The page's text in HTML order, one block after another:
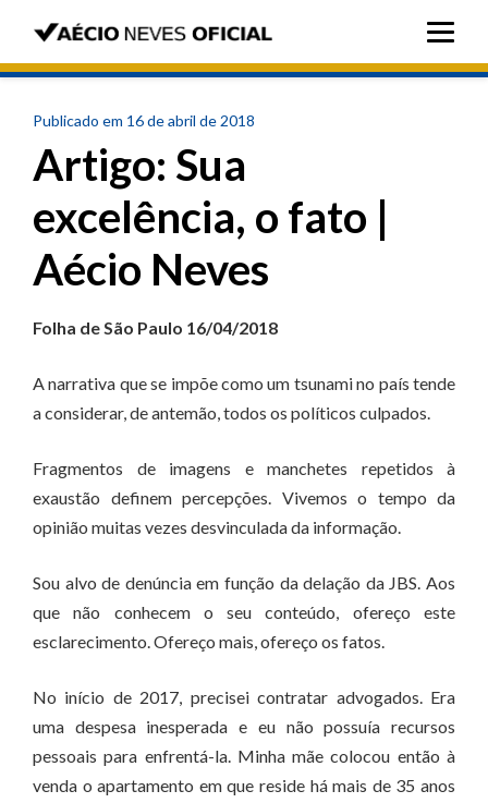
Publicado em 16 de abril de 2018
Artigo: Sua
excelência, o fato |
Aécio Neves
Folha de São Paulo 16/04/2018
A narrativa que se impõe como um tsunami no país tende
a considerar, de antemão, todos os políticos culpados.
Fragmentos de imagens e manchetes repetidos à
exaustão definem percepções. Vivemos o tempo da
opinião muitas vezes desvinculada da informação.
Sou alvo de denúncia em função da delação da JBS. Aos
que não conhecem o seu conteúdo, ofereço este
esclarecimento. Ofereço mais, ofereço os fatos.
No início de 2017, precisei contratar advogados. Era
uma despesa inesperada e eu não possuía recursos
pessoais para enfrentá-la. Minha mãe colocou então à
venda o apartamento em que reside há mais de 35 anos